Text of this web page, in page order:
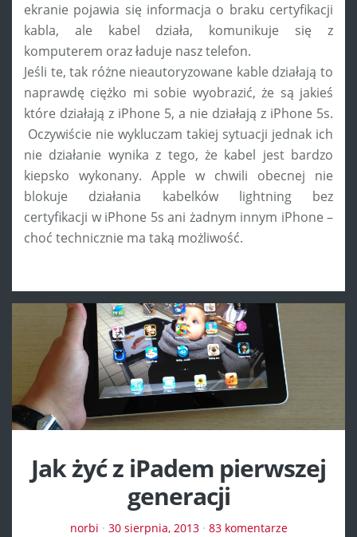
ekranie pojawia się informacja o braku certyfikacji
kabla, ale kabel działa, komunikuje się z
komputerem oraz ładuje nasz telefon.
Jeśli te, tak różne nieautoryzowane kable działają to
naprawdę ciężko mi sobie wyobrazić, że są jakieś
które działają z iPhone 5, a nie działają z iPhone 5s.
Oczywiście nie wykluczam takiej sytuacji jednak ich
nie działanie wynika z tego, że kabel jest bardzo
kiepsko wykonany. Apple w chwili obecnej nie
blokuje działania kabelków lightning bez
certyfikacji w iPhone 5s ani żadnym innym iPhone –
choć technicznie ma taką możliwość.
Jak żyć z iPadem pierwszej
generacji
norbi · 30 sierpnia, 2013· 83 komentarze